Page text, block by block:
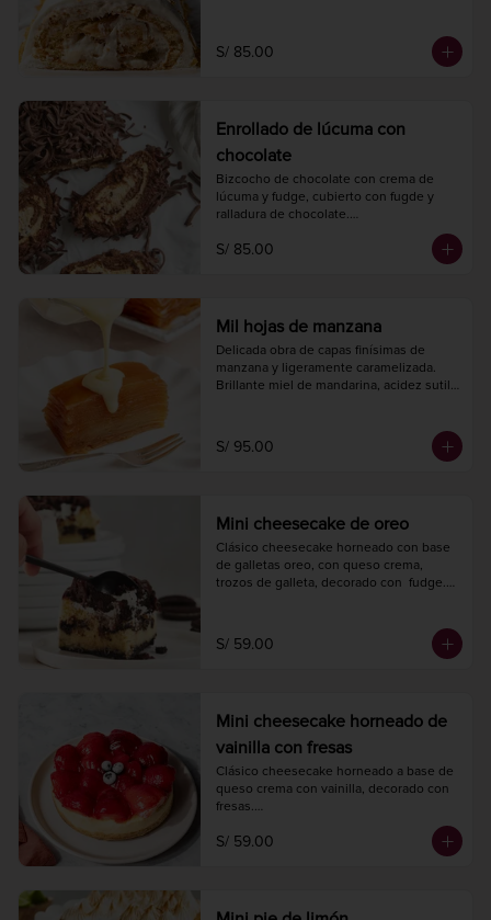
Ancho 12 cm.
8 a 10 porciones.
S/ 85.00
Enrollado de lúcuma con
chocolate
Bizcocho de chocolate con crema de
lúcuma y fudge, cubierto con fugde y
ralladura de chocolate.
Ancho 12 cm.
S/ 85.00
Mil hojas de manzana
Delicada obra de capas finísimas de
manzana y ligeramente caramelizada.
Brillante miel de mandarina, acidez sutil
de consumir.
Largo 19 cm.
S/ 95.00
Mini cheesecake de oreo
Clásico cheesecake horneado con base
de galletas oreo, con queso crema,
trozos de galleta, decorado con  fudge.
S/ 59.00
Mini cheesecake horneado de
vainilla con fresas
Clásico cheesecake horneado a base de
queso crema con vainilla, decorado con
fresas.
4 a 6 porciones.
S/ 59.00